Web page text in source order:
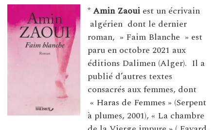
*Amin Zaoui est un écrivain
algérien dont le dernier
roman, » Faim Blanche » est
paru en octobre 2021 aux
éditions Dalimen (Alger). Il a
publié d’autres textes
consacrés aux femmes, dont
« Haras de Femmes » (Serpent
à plumes, 2001), « La chambre